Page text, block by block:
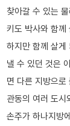
찾아갈 수 있는
키도 박사와 함께
하지만 함께 살게
낼 수 있던 것은
면 다른 지방으로
관동의 여러 도시
손주가 하나지방